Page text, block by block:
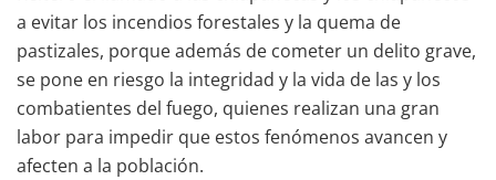
a evitar los incendios forestales y la quema de
pastizales, porque además de cometer un delito grave,
se pone en riesgo la integridad y la vida de las y los
combatientes del fuego, quienes realizan una gran
labor para impedir que estos fenómenos avancen y
afecten a la población.